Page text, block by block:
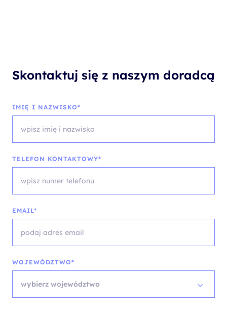
Skontaktuj się z naszym doradcą
IMIĘ I NAZWISKO*
TELEFON KONTAKTOWY*
EMAIL*
WOJEWÓDZTWO*
wybierz województwo